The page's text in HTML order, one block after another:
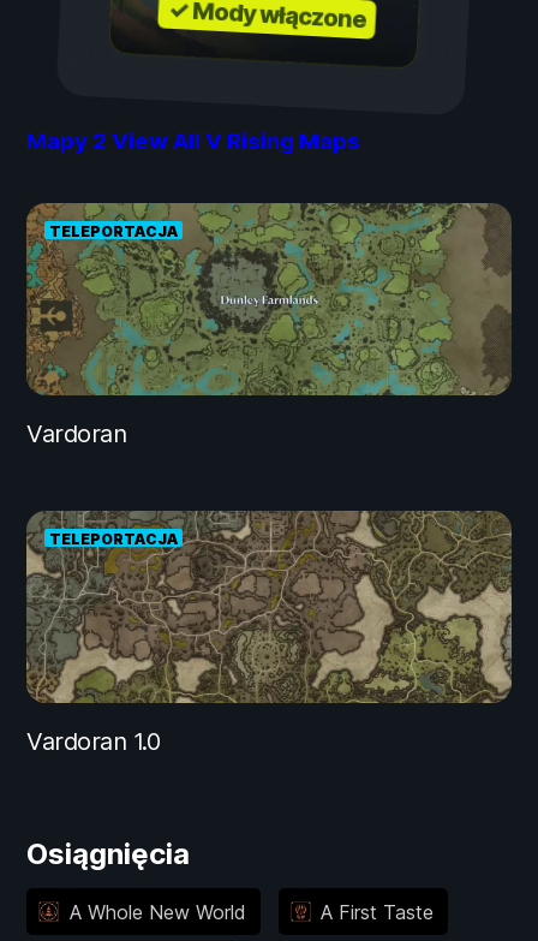
✓ Mody włączone
Mapy 2 View All V Rising Maps
TELEPORTACJA
Vardoran
TELEPORTACJA
Vardoran 1.0
Osiągnięcia
A Whole New World A First Taste